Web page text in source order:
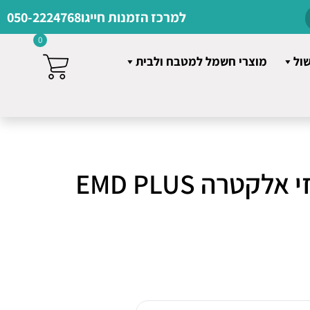
למרכז הזמנות חייגו050-2224768
מוצרי חשמל למטבח ולבית
מזגן מיני מרכזי אלקטרה EMD PLUS
0